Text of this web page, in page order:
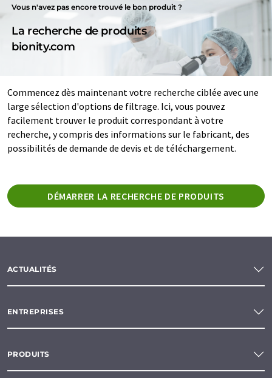
Vous n'avez pas encore trouvé le bon produit ?
La recherche de produits
bionity.com
Commencez dès maintenant votre recherche ciblée avec une
large sélection d'options de filtrage. Ici, vous pouvez
facilement trouver le produit correspondant à votre
recherche, y compris des informations sur le fabricant, des
possibilités de demande de devis et de téléchargement.
DÉMARRER LA RECHERCHE DE PRODUITS
ACTUALITÉS
ENTREPRISES
PRODUITS